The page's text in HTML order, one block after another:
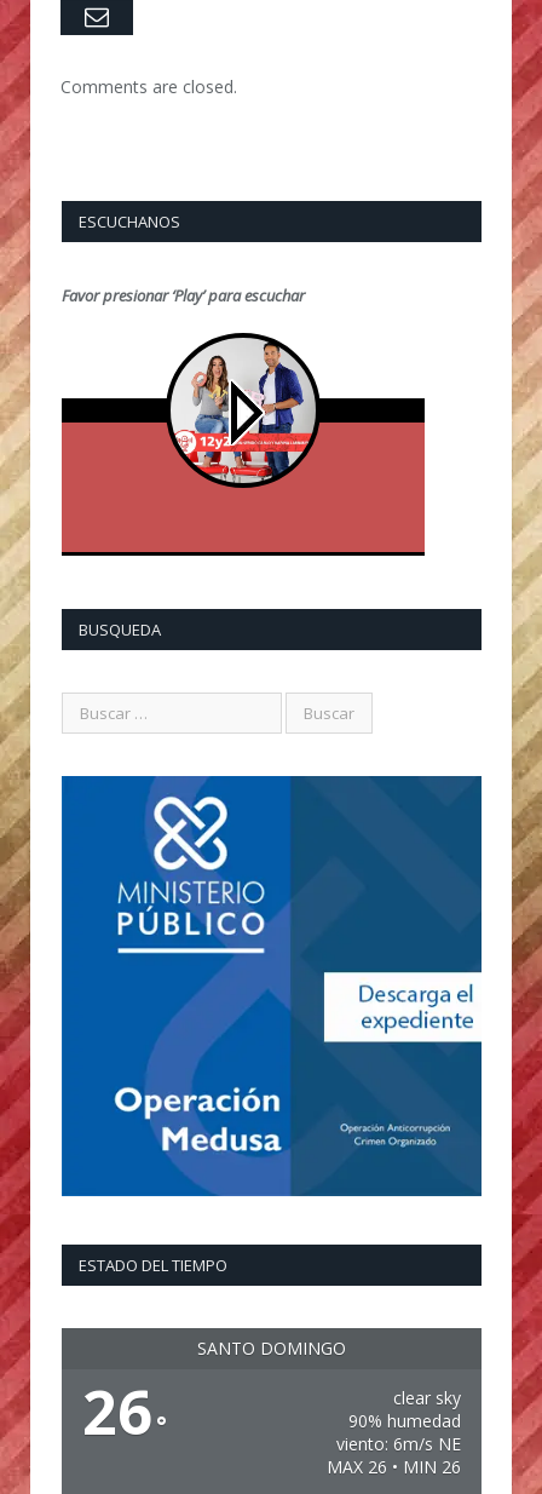
Email
Comments are closed.
ESCUCHANOS
Favor presionar ‘Play’ para escuchar
BUSQUEDA
ESTADO DEL TIEMPO
SANTO DOMINGO
26°
clear sky
90% humedad
viento: 6m/s NE
MAX 26 • MIN 26